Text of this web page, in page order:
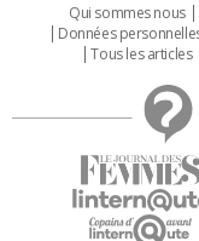
Qui sommes nous
Données
Tous les articles